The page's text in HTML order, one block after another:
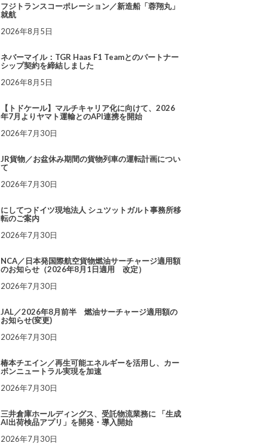
フジトランスコーポレーション／新造船「蓉翔丸」
就航
2026年8月5日
ネバーマイル：TGR Haas F1 Teamとのパートナー
シップ契約を締結しました
2026年8月5日
【トドケール】マルチキャリア化に向けて、2026
年7月よりヤマト運輸とのAPI連携を開始
2026年7月30日
JR貨物／お盆休み期間の貨物列車の運転計画につい
て
2026年7月30日
にしてつドイツ現地法人 シュツットガルト事務所移
転のご案内
2026年7月30日
NCA／日本発国際航空貨物燃油サーチャージ適用額
のお知らせ（2026年8月1日適用 改定）
2026年7月30日
JAL／2026年8月前半 燃油サーチャージ適用額の
お知らせ(変更)
2026年7月30日
椿本チエイン／再生可能エネルギーを活用し、カー
ボンニュートラル実現を加速
2026年7月30日
三井倉庫ホールディングス、受託物流業務に 「生成
AI出荷検品アプリ」を開発・導入開始
2026年7月30日